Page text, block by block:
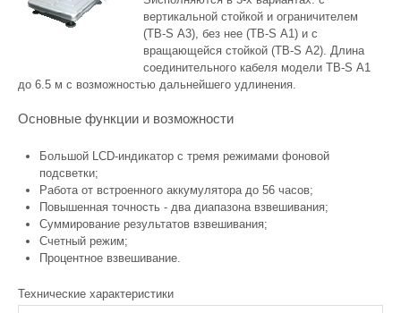
вертикальной стойкой и ограничителем
(ТВ-S А3), без нее (ТВ-S А1) и с
вращающейся стойкой (ТВ-S А2). Длина
соединительного кабеля модели ТВ-S А1
до 6.5 м с возможностью дальнейшего удлинения.
Основные функции и возможности
Большой LCD-индикатор с тремя режимами фоновой
подсветки;
Работа от встроенного аккумулятора до 56 часов;
Повышенная точность - два диапазона взвешивания;
Суммирование результатов взвешивания;
Счетный режим;
Процентное взвешивание.
Технические характеристики